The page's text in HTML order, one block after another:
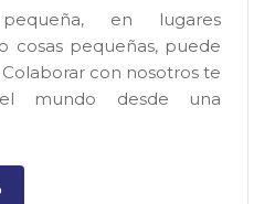
en lugares
cosas pequeñas, puede
con nosotros te
mundo desde una